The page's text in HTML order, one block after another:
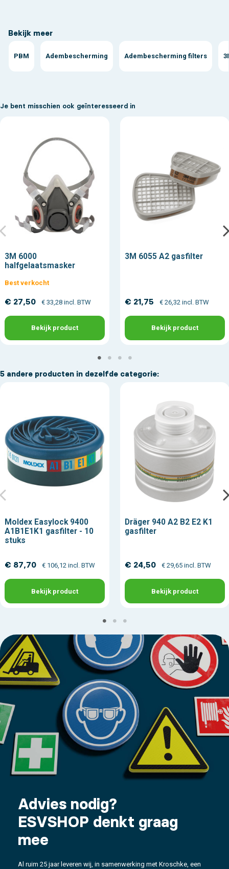
Bekijk meer
PBM Adembescherming Adembescherming filters
Je bent misschien ook geïnteresseerd in
3M 6000
halfgelaatsmasker
Best verkocht
€ 27,50 € 33,28 incl. BTW
Bekijk product
3M 6055 A2 gasfilter
€ 21,75 € 26,32 incl. BTW
Bekijk product
5 andere producten in dezelfde categorie:
Moldex Easylock 9400
A1B1E1K1 gasfilter - 10
stuks
€ 87,70 € 106,12 incl. BTW
Bekijk product
Dräger 940 A2 B2 E2 K1
gasfilter
€ 24,50 € 29,65 incl. BTW
Bekijk product
Advies nodig?
ESVSHOP denkt graag
mee
Al ruim 25 jaar leveren wij, in samenwerking met Kroschke, een